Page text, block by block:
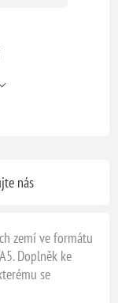
nás
zemí ve formátu
Doplněk ke
se